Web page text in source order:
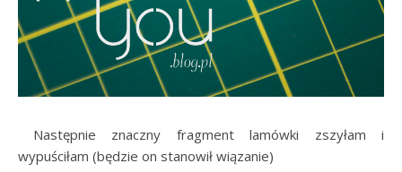
Następnie znaczny fragment lamówki zszyłam i
wypuściłam (będzie on stanowił wiązanie)